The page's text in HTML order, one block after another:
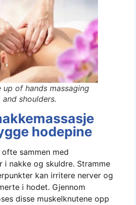
up of hands massaging
shoulders.
hodepine
sammen med
i nakke og skuldre. Stramme
kan irritere nerver og
i hodet. Gjennom
disse muskelknutene opp